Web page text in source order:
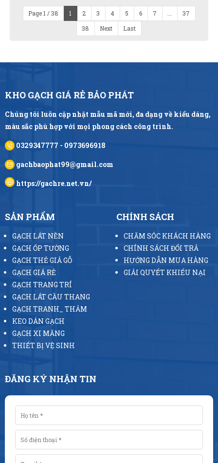
Page 1 / 38 1 2 3 4 5 6 7 ...
37
38
Next Last
KHO GẠCH GIÁ RẺ BẢO PHÁT
Chúng tôi luôn cập nhật mẫu mã mới, đa dạng về kiểu dáng,
màu sắc phù hợp với mọi phong cách công trình.
0329347777 - 0973696918
gachbaophat99@gmail.com
https://gachre.net.vn/
SẢN PHẨM
GẠCH LÁT NỀN
GẠCH ỐP TƯỜNG
GẠCH THẺ GIẢ GỖ
GẠCH GIÁ RẺ
GẠCH TRANG TRÍ
GẠCH LÁT CẦU THANG
GẠCH TRANH_ THẢM
KEO DÁN GẠCH
GẠCH XI MĂNG
THIẾT BỊ VỆ SINH
CHÍNH SÁCH
CHĂM SÓC KHÁCH HÀNG
CHÍNH SÁCH ĐỔI TRẢ
HƯỚNG DẪN MUA HÀNG
GIẢI QUYẾT KHIẾU NẠI
ĐĂNG KÝ NHẬN TIN